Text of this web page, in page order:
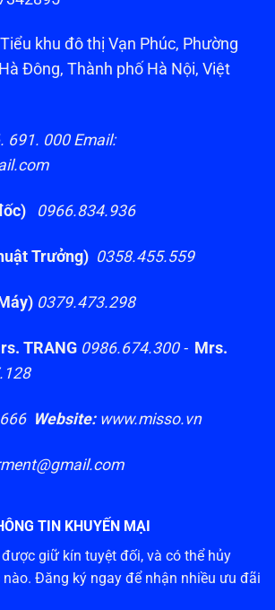
khu đô thị Vạn Phúc, Phường
Đông, Thành phố Hà Nội, Việt
691. 000 Email:
0966.834.936
Trưởng) 0358.455.559
0379.473.298
TRANG 0986.674.300 - Mrs.
Website:www.misso.vn
TIN KHUYẾN MẠI
giữ kín tuyệt đối, và có thể hủy
Đăng ký ngay để nhận nhiều ưu đãi